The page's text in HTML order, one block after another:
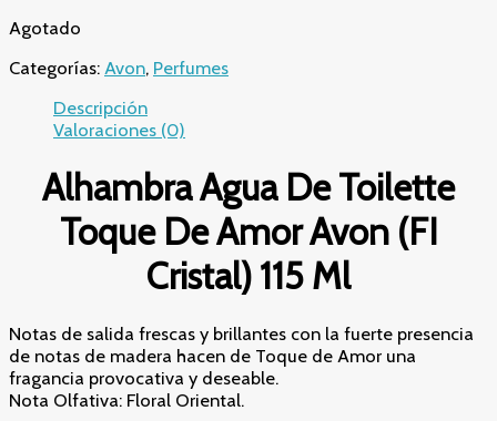
Agotado
Categorías: Avon, Perfumes
Descripción
Valoraciones (0)
Alhambra Agua De Toilette
Toque De Amor Avon (FI
Cristal) 115 Ml
Notas de salida frescas y brillantes con la fuerte presencia
de notas de madera hacen de Toque de Amor una
fragancia provocativa y deseable.
Nota Olfativa: Floral Oriental.